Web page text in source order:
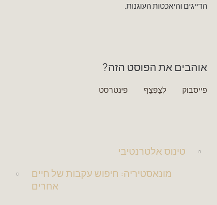
הדייגים והיאכטות העוגנות.
אוהבים את הפוסט הזה?
פייסבוק לְצַפְצֵף פינטרסט
טינוס אלטרנטיבי
מונאסטיריה: חיפוש עקבות של חיים
אחרים